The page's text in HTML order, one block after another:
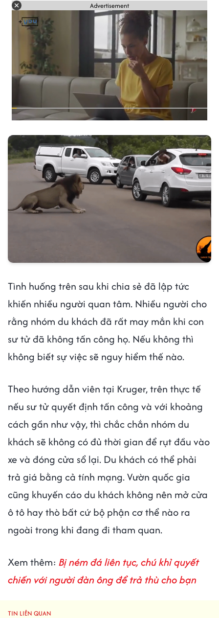
Advertisement
Tình huống trên sau khi chia sẻ đã lập tức
khiến nhiều người quan tâm. Nhiều người cho
rằng nhóm du khách đã rất may mắn khi con
sư tử đã không tấn công họ. Nếu không thì
không biết sự việc sẽ nguy hiểm thế nào.
Theo hướng dẫn viên tại Kruger, trên thực tế
nếu sư tử quyết định tấn công và với khoảng
cách gần như vậy, thì chắc chắn nhóm du
khách sẽ không có đủ thời gian để rụt đầu vào
xe và đóng cửa sổ lại. Du khách có thể phải
trả giá bằng cả tính mạng. Vườn quốc gia
cũng khuyến cáo du khách không nên mở cửa
ô tô hay thò bất cứ bộ phận cơ thể nào ra
ngoài trong khi đang đi tham quan.
Xem thêm: Bị ném đá liên tục, chú khỉ quyết
chiến với người đàn ông để trả thù cho bạn
TIN LIÊN QUAN